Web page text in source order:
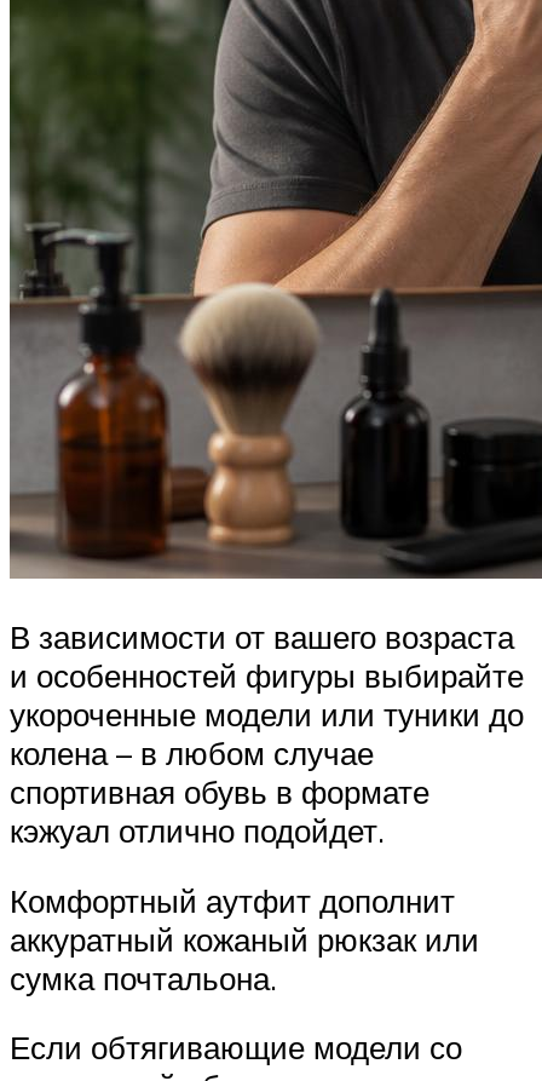
В зависимости от вашего возраста
и особенностей фигуры выбирайте
укороченные модели или туники до
колена – в любом случае
спортивная обувь в формате
кэжуал отлично подойдет.
Комфортный аутфит дополнит
аккуратный кожаный рюкзак или
сумка почтальона.
Если обтягивающие модели со